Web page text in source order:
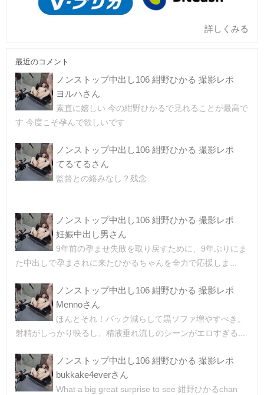
詳しくみる
最近のコメント
ノンストップ中出し106 紺野ひかる 撮影レポ
ヨルハさん
素直に嬉しい 今の紺野ひかるで見れることが最高で
す 今度こそ孕んで欲しいです
ノンストップ中出し106 紺野ひかる 撮影レポ
てるてるさん
監督との絡みなし？残念
ノンストップ中出し106 紺野ひかる 撮影レポ
妊娠中出し男さん
9年前の孕ませ失敗を取り戻すために、9年ぶりにま
た中出しで孕まされに来たひかるちゃんを全力で応援しま...
ノンストップ中出し106 紺野ひかる 撮影レポ
Mennoさん
ほんとそれ！バック減らして黒ソファ増やすべき。
射精がしっかり映るし、精液垂れ流しのシーンがエロすぎる...
ノンストップ中出し106 紺野ひかる 撮影レポ
bukkake4everさん
What a big great surprise to see 紺野ひかるchan